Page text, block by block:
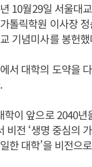
10월29일 서울대
톨릭학원 이사장
기념미사를 봉헌
서 대학의 도약을
학이 앞으로 2040년
비전 ‘생명 중심의
한 대학’을 비전으